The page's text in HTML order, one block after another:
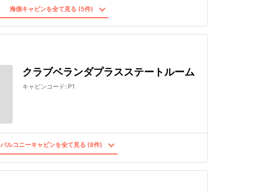
海側キャビンを全て見る (5件)
クラブベランダプラスステートルーム
キャビンコード: P1
バルコニーキャビンを全て見る (8件)